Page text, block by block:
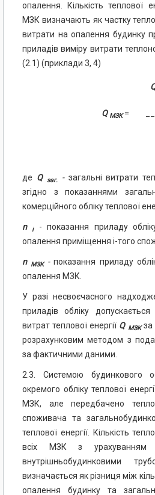
опалення. Кількість теплової
МЗК визначають як частку
витрати на опалення будинку
приладів виміру витрати
(2.1) (приклади 3, 4)
QМЗК=
де Qзаг. - загальні витрати
згідно з показаннями
комерційного обліку теплової
ni
- показання приладу
опалення приміщення i-того
nМЗК-показання приладу
опалення МЗК.
У разі несвоєчасного
приладів обліку
витрат теплової енергії QМЗК за
розрахунковим методом з
за фактичними даними.
2.3. Системою будинкового
окремого обліку теплової
МЗК, але передбачено
споживача та
теплової енергії. Кількість
всіх МЗК з урахуванням
внутрішньобудинковими
визначається як різниця між
опалення будинку та